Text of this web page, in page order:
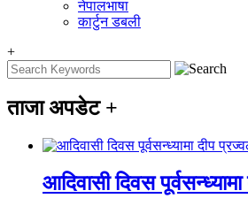
नेपालभाषा
कार्टुन डबली
+
ताजा अपडेट +
आदिवासी दिवस